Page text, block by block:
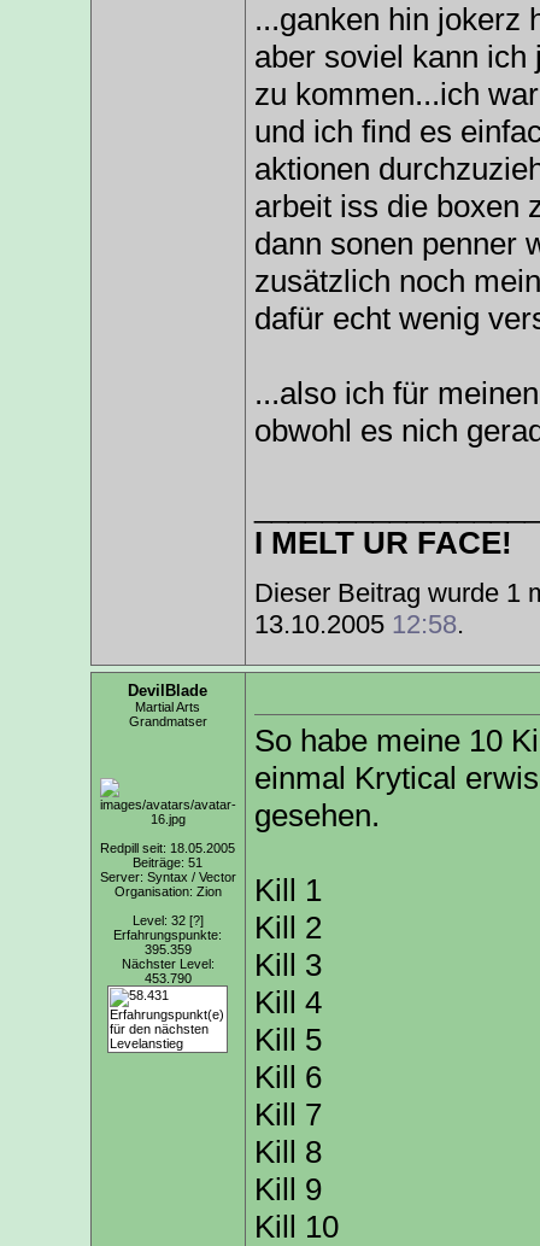
...ganken hin jokerz
aber soviel kann
zu kommen...ich
und ich find es
aktionen
arbeit iss die boxen
dann sonen penner
zusätzlich noch
dafür echt wenig
...also ich für
obwohl es nich
I MELT UR FACE!
Dieser Beitrag wurde 1
13.10.2005 12:58.
DevilBlade
Martial Arts
Grandmatser
Redpill seit: 18.05.2005
Beiträge: 51
Server: Syntax / Vector
Organisation: Zion
Level: 32 [?]
Erfahrungspunkte:
395.359
Nächster Level:
453.790
So habe meine 10
einmal Krytical
gesehen.
Kill 1
Kill 2
Kill 3
Kill 4
Kill 5
Kill 6
Kill 7
Kill 8
Kill 9
Kill 10